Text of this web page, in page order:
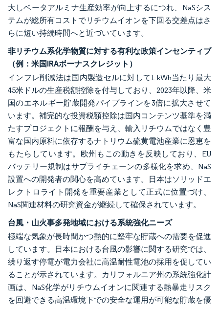
大しベータアルミナ生産効率が向上するにつれ、NaSシス
テムが総所有コストでリチウムイオンを下回る交差点はさ
らに短い持続時間へと近づいています。
非リチウム系化学物質に対する有利な政策インセンティブ
（例：米国IRAボーナスクレジット）
インフレ削減法は国内製造セルに対して1 kWh当たり最大
45米ドルの生産税額控除を付与しており、2023年以降、米
国のエネルギー貯蔵開発パイプラインを3倍に拡大させて
います。補完的な投資税額控除は国内コンテンツ基準を満
たすプロジェクトに報酬を与え、輸入リチウムではなく豊
富な国内原料に依存するナトリウム硫黄電池産業に恩恵を
もたらしています。欧州もこの動きを反映しており、EU
バッテリー規制はサプライチェーンの多様化を求め、NaS
設置への開発者の関心を高めています。日本はソリッドエ
レクトロライト開発を重要産業として正式に位置づけ、
NaS関連材料の研究資金が継続して確保されています。
台風・山火事多発地域における系統強化ニーズ
極端な気象が長時間かつ熱的に堅牢な貯蔵への需要を促進
しています。日本における台風の影響に関する研究では、
繰り返す停電が電力会社に高温耐性電池の採用を促してい
ることが示されています。カリフォルニア州の系統強化計
画は、NaS化学がリチウムイオンに関連する熱暴走リスク
を回避できる高温環境下での安全な運用が可能な貯蔵を優